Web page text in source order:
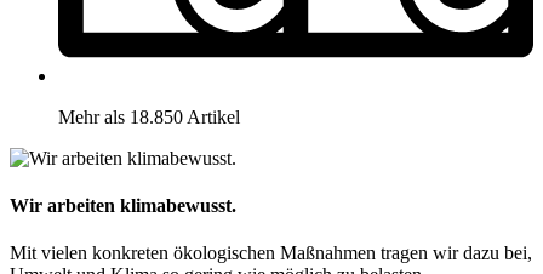
Mehr als 18.850 Artikel
Wir arbeiten klimabewusst.
Mit vielen konkreten ökologischen Maßnahmen tragen wir dazu bei,